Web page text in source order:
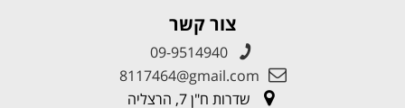
צור קשר
09-9514940
8117464@gmail.com
שדרות ח"ן 7, הרצליה